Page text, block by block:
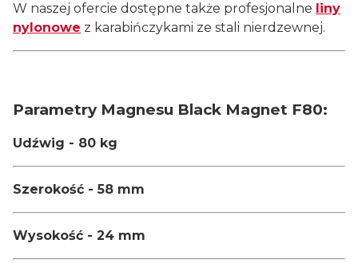
W naszej ofercie dostępne także profesjonalne liny
nylonowe z karabińczykami ze stali nierdzewnej.
Parametry Magnesu Black Magnet F80:
Udźwig - 80 kg
Szerokość - 58 mm
Wysokość - 24 mm